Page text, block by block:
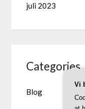
juli 2023
Categories
Blog
Vi